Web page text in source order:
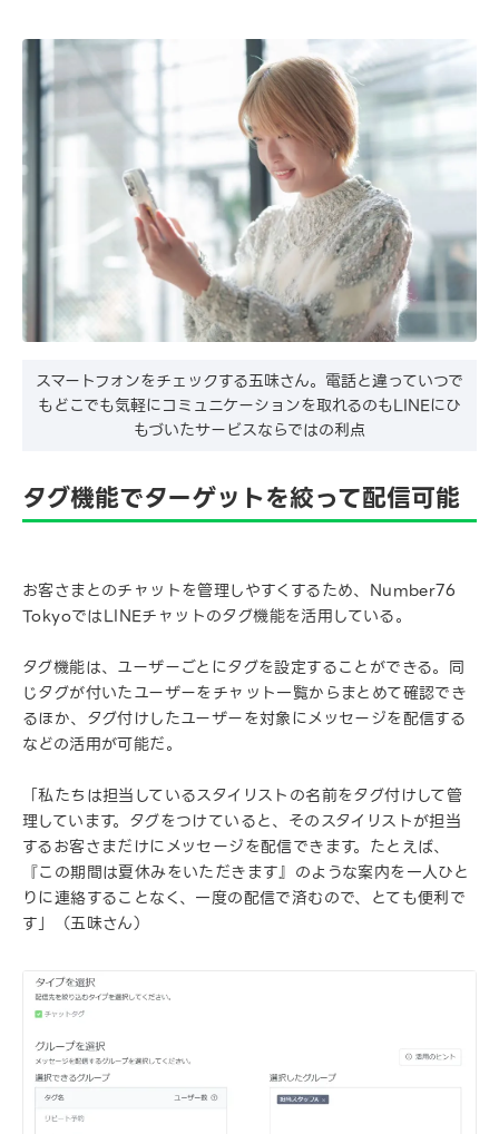
スマートフォンをチェックする五味さん。電話と違っていつで
もどこでも気軽にコミュニケーションを取れるのもLINEにひ
もづいたサービスならではの利点
タグ機能でターゲットを絞って配信可能
お客さまとのチャットを管理しやすくするため、Number76
TokyoではLINEチャットのタグ機能を活用している。
タグ機能は、ユーザーごとにタグを設定することができる。同
じタグが付いたユーザーをチャット一覧からまとめて確認でき
るほか、タグ付けしたユーザーを対象にメッセージを配信する
などの活用が可能だ。
「私たちは担当しているスタイリストの名前をタグ付けして管
理しています。タグをつけていると、そのスタイリストが担当
するお客さまだけにメッセージを配信できます。たとえば、
『この期間は夏休みをいただきます』のような案内を一人ひと
りに連絡することなく、一度の配信で済むので、とても便利で
す」（五味さん）